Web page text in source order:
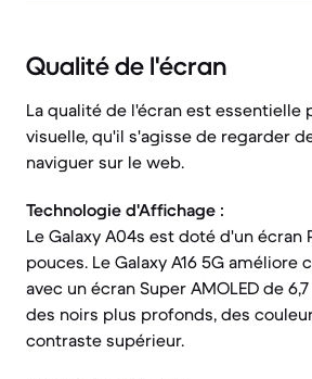
Qualité de l'écran
La qualité de l'écran est essentielle
visuelle, qu'il s'agisse de regarder
naviguer sur le web.
Technologie d'Affichage :
Le Galaxy A04s est doté d'un écran
pouces. Le Galaxy A16 5G
avec un écran Super AMOLED de
des noirs plus profonds, des
contraste supérieur.